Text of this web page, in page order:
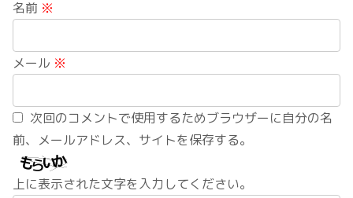
名前 ※
メール ※
次回のコメントで使用するためブラウザーに自分の名
前、メールアドレス、サイトを保存する。
上に表示された文字を入力してください。